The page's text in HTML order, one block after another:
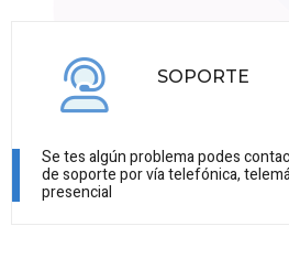
SOPORTE
Se tes algún problema podes
de soporte por vía telefónica,
presencial